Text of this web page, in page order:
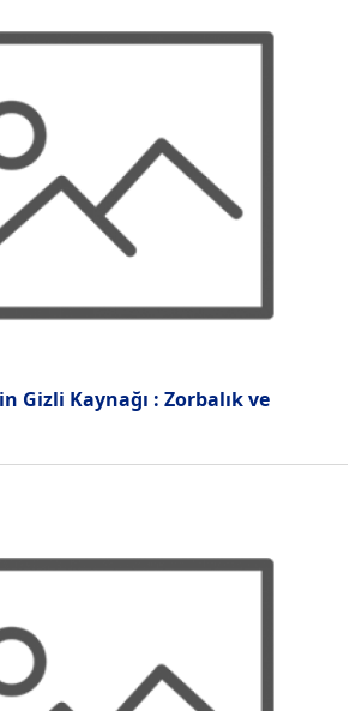
Gizli Kaynağı : Zorbalık ve